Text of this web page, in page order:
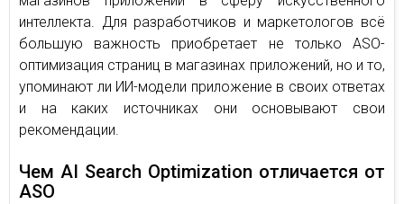
интеллекта. Для разработчиков и маркетологов всё
большую важность приобретает не только ASO-
оптимизация страниц в магазинах приложений, но и то,
упоминают ли ИИ-модели приложение в своих ответах
и на каких источниках они основывают свои
рекомендации.
Чем AI Search Optimization отличается от
ASO